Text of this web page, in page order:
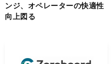
ンジ、オペレーターの快適性
向上図る